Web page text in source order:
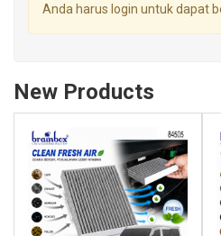
Anda harus login untuk dapat
New Products